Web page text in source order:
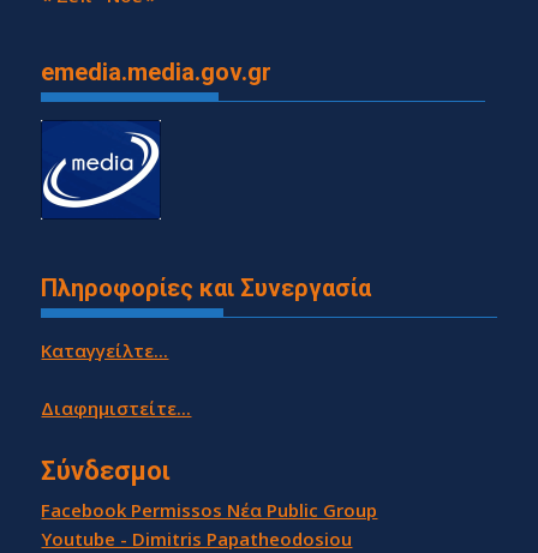
emedia.media.gov.gr
Πληροφορίες και Συνεργασία
Καταγγείλτε...
Διαφημιστείτε...
Σύνδεσμοι
Facebook Permissos Νέα Public Group
Youtube - Dimitris Papatheodosiou